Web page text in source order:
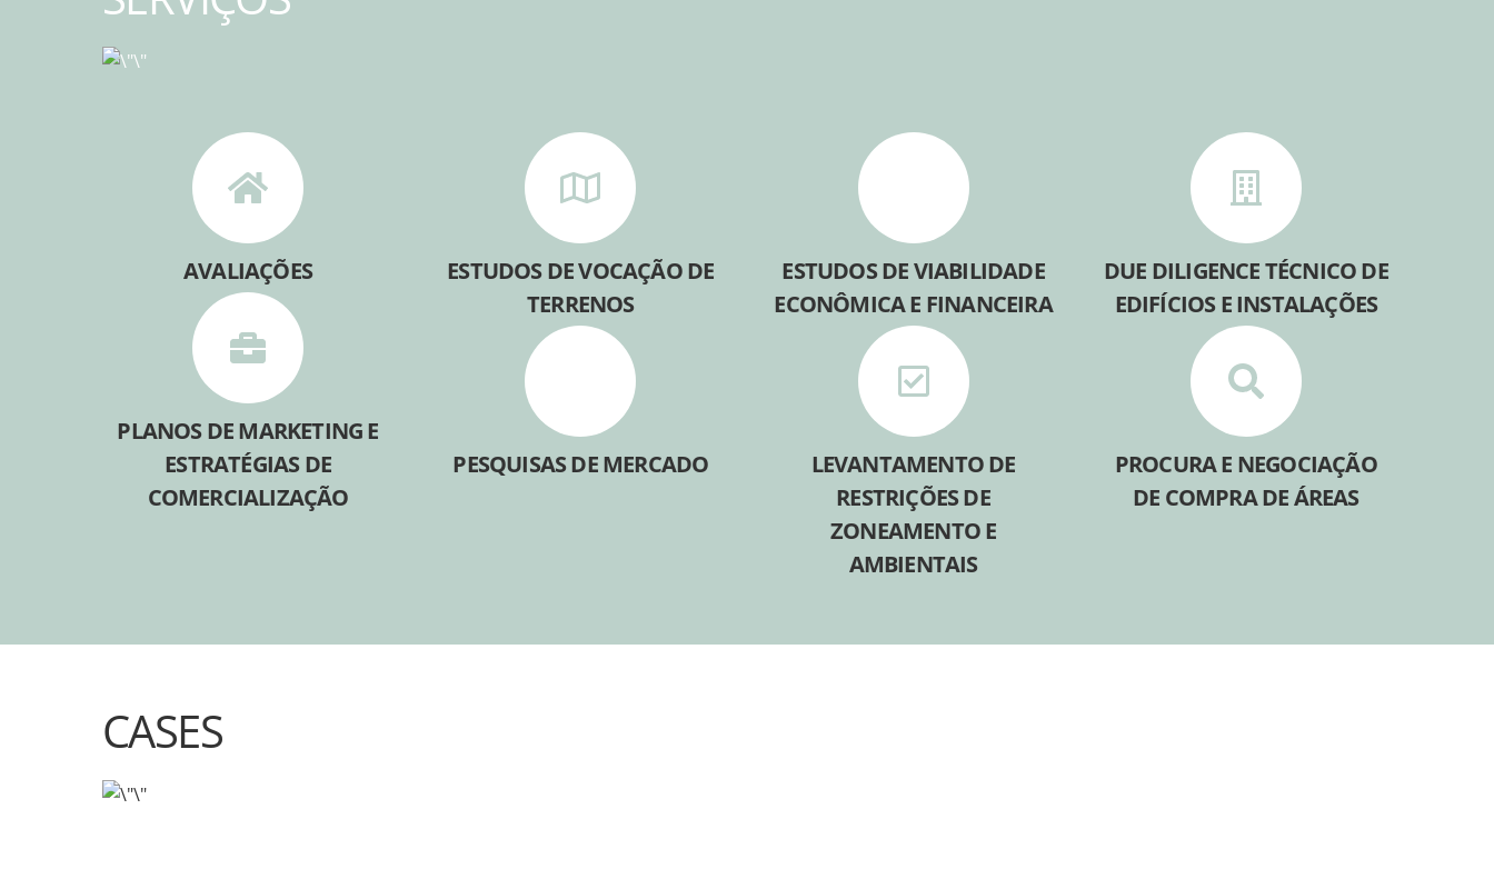
AVALIAÇÕES
PLANOS DE MARKETING E
ESTRATÉGIAS DE
COMERCIALIZAÇÃO
ESTUDOS DE VOCAÇÃO DE
TERRENOS
PESQUISAS DE MERCADO
ESTUDOS DE VIABILIDADE
ECONÔMICA E FINANCEIRA
LEVANTAMENTO DE
RESTRIÇÕES DE
ZONEAMENTO E
AMBIENTAIS
DUE DILIGENCE TÉCNICO DE
EDIFÍCIOS E INSTALAÇÕES
PROCURA E NEGOCIAÇÃO
DE COMPRA DE ÁREAS
CASES